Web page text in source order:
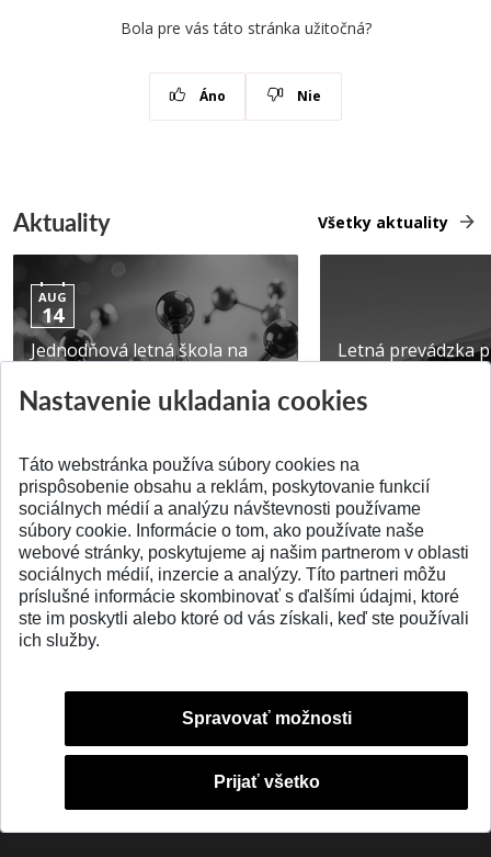
Bola pre vás táto stránka užitočná?
Áno Nie
Aktuality Všetky aktuality
AUG
14
Jednodňová letná škola na
Pridané 28.07.2026
Letná prevádzka
Pridané 23.06.2026
SPÄŤ NA VRCH
Nastavenie ukladania cookies
Táto webstránka používa súbory cookies na
prispôsobenie obsahu a reklám, poskytovanie funkcií
sociálnych médií a analýzu návštevnosti používame
súbory cookie. Informácie o tom, ako používate naše
webové stránky, poskytujeme aj našim partnerom v oblasti
sociálnych médií, inzercie a analýzy. Títo partneri môžu
príslušné informácie skombinovať s ďalšími údajmi, ktoré
ste im poskytli alebo ktoré od vás získali, keď ste používali
ich služby.
Spravovať možnosti
Prijať všetko